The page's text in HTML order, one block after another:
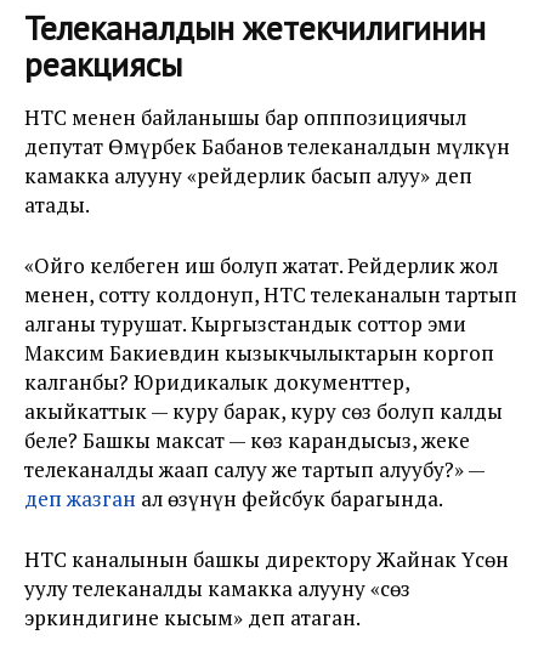
Телеканалдын жетекчилигинин
реакциясы
НТС менен байланышы бар опппозициячыл
депутат Өмүрбек Бабанов телеканалдын мүлкүн
камакка алууну «рейдерлик басып алуу» деп
атады.
«Ойго келбеген иш болуп жатат. Рейдерлик жол
менен, сотту колдонуп, НТС телеканалын тартып
алганы турушат. Кыргызстандык соттор эми
Максим Бакиевдин кызыкчылыктарын коргоп
калганбы? Юридикалык документтер,
акыйкаттык — куру барак, куру сөз болуп калды
беле? Башкы максат — көз карандысыз, жеке
телеканалды жаап салуу же тартып алуубу?» —
деп жазган ал өзүнүн фейсбук барагында.
НТС каналынын башкы директору Жайнак Үсөн
уулу телеканалды камакка алууну «сөз
эркиндигине кысым» деп атаган.